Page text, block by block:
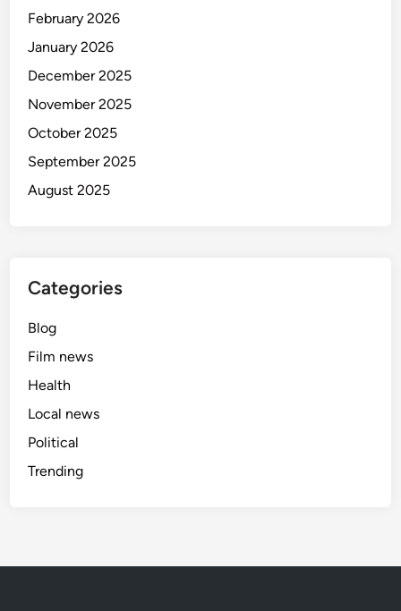
February 2026
January 2026
December 2025
November 2025
October 2025
September 2025
August 2025
Categories
Blog
Film news
Health
Local news
Political
Trending